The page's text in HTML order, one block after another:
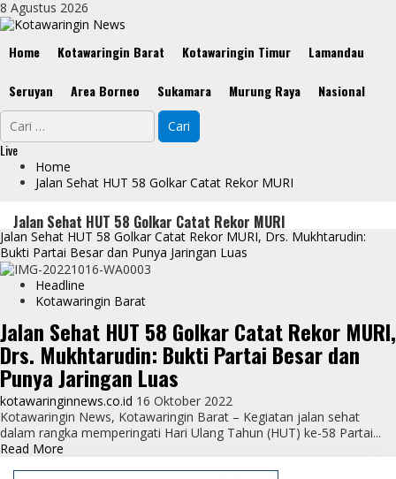
Skip
to
8 Agustus 2026
Menu
Home Kotawaringin Barat Kotawaringin Timur Lamandau
Seruyan Area Borneo Sukamara Murung Raya Nasional
Cari
untuk:
Live
Home
Jalan Sehat HUT 58 Golkar Catat Rekor MURI
Jalan Sehat HUT 58 Golkar Catat Rekor MURI
Jalan Sehat HUT 58 Golkar Catat Rekor MURI, Drs. Mukhtarudin:
Bukti Partai Besar dan Punya Jaringan Luas
Headline
Kotawaringin Barat
Jalan Sehat HUT 58 Golkar Catat Rekor MURI,
Drs. Mukhtarudin: Bukti Partai Besar dan
Punya Jaringan Luas
kotawaringinnews.co.id 16 Oktober 2022
Kotawaringin News, Kotawaringin Barat – Kegiatan jalan sehat
dalam rangka memperingati Hari Ulang Tahun (HUT) ke-58 Partai...
Read More